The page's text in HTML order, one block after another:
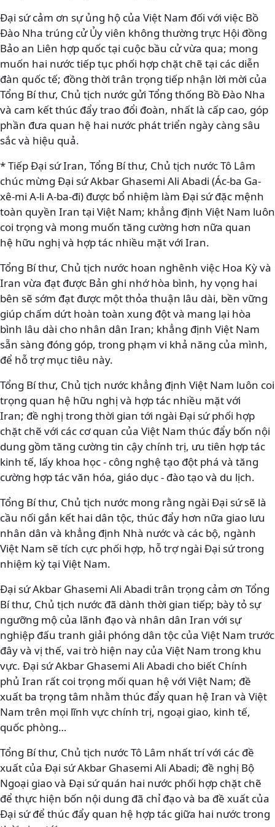
Đại sứ cảm ơn sự ủng hộ của Việt Nam đối với việc Bồ
Đào Nha trúng cử Ủy viên không thường trực Hội đồng
Bảo an Liên hợp quốc tại cuộc bầu cử vừa qua; mong
muốn hai nước tiếp tục phối hợp chặt chẽ tại các diễn
đàn quốc tế; đồng thời trân trọng tiếp nhận lời mời của
Tổng Bí thư, Chủ tịch nước gửi Tổng thống Bồ Đào Nha
và cam kết thúc đẩy trao đổi đoàn, nhất là cấp cao, góp
phần đưa quan hệ hai nước phát triển ngày càng sâu
sắc và hiệu quả.
* Tiếp Đại sứ Iran, Tổng Bí thư, Chủ tịch nước Tô Lâm
chúc mừng Đại sứ Akbar Ghasemi Ali Abadi (Ác-ba Ga-
xê-mi A-li A-ba-đi) được bổ nhiệm làm Đại sứ đặc mệnh
toàn quyền Iran tại Việt Nam; khẳng định Việt Nam luôn
coi trọng và mong muốn tăng cường hơn nữa quan
hệ hữu nghị và hợp tác nhiều mặt với Iran.
Tổng Bí thư, Chủ tịch nước hoan nghênh việc Hoa Kỳ và
Iran vừa đạt được Bản ghi nhớ hòa bình, hy vọng hai
bên sẽ sớm đạt được một thỏa thuận lâu dài, bền vững
giúp chấm dứt hoàn toàn xung đột và mang lại hòa
bình lâu dài cho nhân dân Iran; khẳng định Việt Nam
sẵn sàng đóng góp, trong phạm vi khả năng của mình,
để hỗ trợ mục tiêu này.
Tổng Bí thư, Chủ tịch nước khẳng định Việt Nam luôn coi
trọng quan hệ hữu nghị và hợp tác nhiều mặt với
Iran; đề nghị trong thời gian tới ngài Đại sứ phối hợp
chặt chẽ với các cơ quan của Việt Nam thúc đẩy bốn nội
dung gồm tăng cường tin cậy chính trị, ưu tiên hợp tác
kinh tế, lấy khoa học - công nghệ tạo đột phá và tăng
cường hợp tác văn hóa, giáo dục - đào tạo và du lịch.
Tổng Bí thư, Chủ tịch nước mong rằng ngài Đại sứ sẽ là
cầu nối gắn kết hai dân tộc, thúc đẩy hơn nữa giao lưu
nhân dân và khẳng định Nhà nước và các bộ, ngành
Việt Nam sẽ tích cực phối hợp, hỗ trợ ngài Đại sứ trong
nhiệm kỳ tại Việt Nam.
Đại sứ Akbar Ghasemi Ali Abadi trân trọng cảm ơn Tổng
Bí thư, Chủ tịch nước đã dành thời gian tiếp; bày tỏ sự
ngưỡng mộ của lãnh đạo và nhân dân Iran với sự
nghiệp đấu tranh giải phóng dân tộc của Việt Nam trước
đây và vị thế, vai trò hiện nay của Việt Nam trong khu
vực. Đại sứ Akbar Ghasemi Ali Abadi cho biết Chính
phủ Iran rất coi trọng mối quan hệ với Việt Nam; đề
xuất ba trọng tâm nhằm thúc đẩy quan hệ Iran và Việt
Nam trên mọi lĩnh vực chính trị, ngoại giao, kinh tế,
quốc phòng…
Tổng Bí thư, Chủ tịch nước Tô Lâm nhất trí với các đề
xuất của Đại sứ Akbar Ghasemi Ali Abadi; đề nghị Bộ
Ngoại giao và Đại sứ quán hai nước phối hợp chặt chẽ
để thực hiện bốn nội dung đã chỉ đạo và ba đề xuất của
Đại sứ để thúc đẩy quan hệ hợp tác giữa hai nước trong